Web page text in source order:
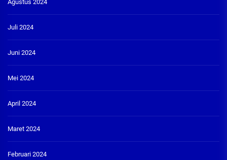
Agustus 2024
Juli 2024
Juni 2024
Mei 2024
April 2024
Maret 2024
Februari 2024